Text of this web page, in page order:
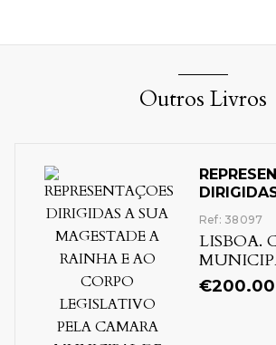
Outros Livros
RAINHA E
CORPO
CAMARA
Ref: 38097
LISBOA.
€200.00